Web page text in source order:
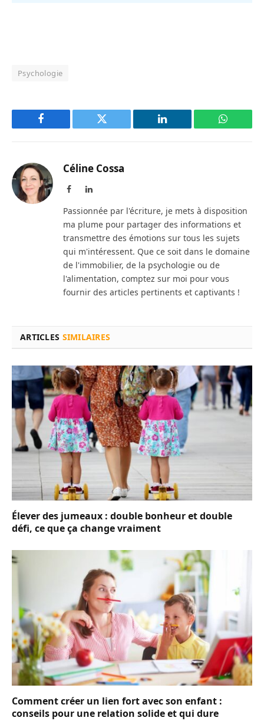
Psychologie
Facebook Twitter LinkedIn
Céline Cossa
FacebookLinkedIn
Passionnée par l'écriture, je mets à disposition
ma plume pour partager des informations et
transmettre des émotions sur tous les sujets
qui m'intéressent. Que ce soit dans le domaine
de l'immobilier, de la psychologie ou de
l'alimentation, comptez sur moi pour vous
fournir des articles pertinents et captivants !
ARTICLES SIMILAIRES
Élever des jumeaux : double bonheur et double
défi, ce que ça change vraiment
Comment créer un lien fort avec son enfant :
conseils pour une relation solide et qui dure